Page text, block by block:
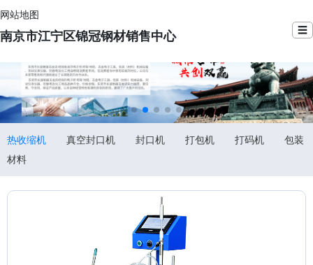
网站地图
南京市江宁区锦冠钢材销售中心 ☰
热收缩机 真空封口机 封口机 打包机 打码机
包装
材料